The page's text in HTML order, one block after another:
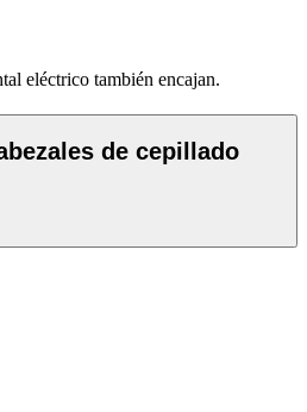
eléctrico también encajan.
de cepillado